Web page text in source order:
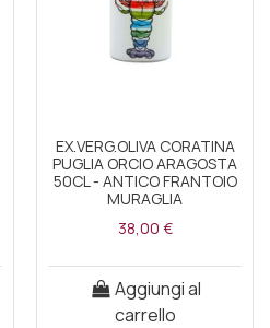
EX.VERG.OLIVA CORATINA
PUGLIA ORCIO ARAGOSTA
50CL - ANTICO FRANTOIO
MURAGLIA
38,00 €
Aggiungi al
carrello